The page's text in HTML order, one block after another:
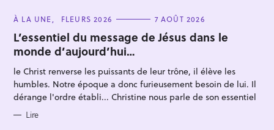
C
T
E
G
O
R
I
E
S
À LA UNE FLEURS 2026 7 AOÛT 2026
L’essentiel du message de Jésus dans le
monde d’aujourd’hui…
le Christ renverse les puissants de leur trône, il élève les
humbles. Notre époque a donc furieusement besoin de lui. Il
dérange l'ordre établi... Christine nous parle de son essentiel
Lire
R